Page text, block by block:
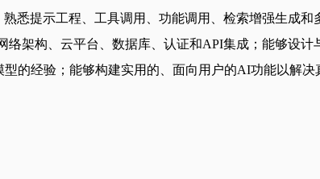
提示工程、工具调用、功能调用、检索增强生成和
架构、云平台、数据库、认证和API集成；能够设
的经验；能够构建实用的、面向用户的AI功能以解